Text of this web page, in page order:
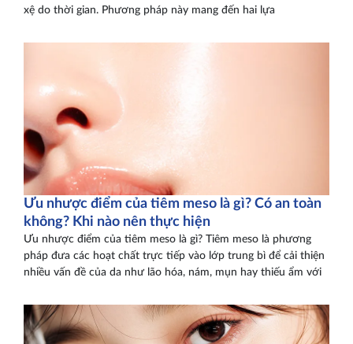
xệ do thời gian. Phương pháp này mang đến hai lựa
Ưu nhược điểm của tiêm meso là gì? Có an toàn
không? Khi nào nên thực hiện
Ưu nhược điểm của tiêm meso là gì? Tiêm meso là phương
pháp đưa các hoạt chất trực tiếp vào lớp trung bì để cải thiện
nhiều vấn đề của da như lão hóa, nám, mụn hay thiếu ẩm với